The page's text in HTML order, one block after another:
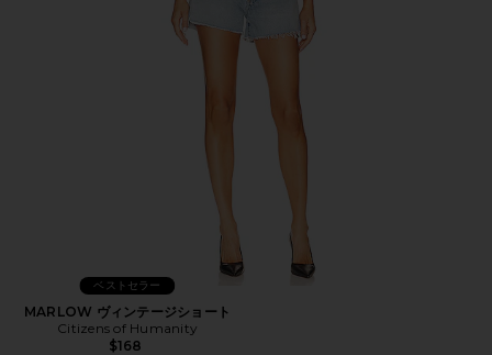
ベストセラー
MARLOW ヴィンテージショート
Citizens of Humanity
$168